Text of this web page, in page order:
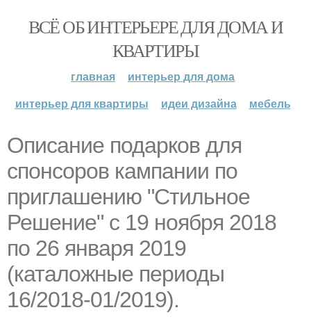
ВСЁ ОБ ИНТЕРЬЕРЕ ДЛЯ ДОМА И
КВАРТИРЫ
главная
интерьер для дома
интерьер для квартиры
идеи дизайна мебель
Описание подарков для
спонсоров кампании по
приглашению "Стильное
Решение" с 19 ноября 2018
по 26 января 2019
(каталожные периоды
16/2018-01/2019).